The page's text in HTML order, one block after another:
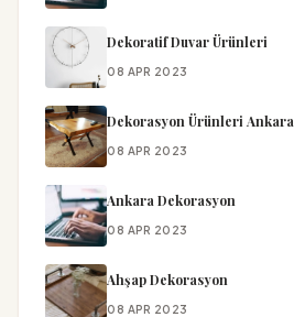
Dekoratif Duvar Ürünleri
08 APR 2023
Dekorasyon Ürünleri Ankara
08 APR 2023
Ankara Dekorasyon
08 APR 2023
Ahşap Dekorasyon
08 APR 2023